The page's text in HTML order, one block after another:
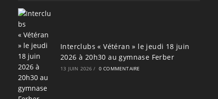
Interclubs « Vétéran » le jeudi 18 juin
2026 à 20h30 au gymnase Ferber
13 JUIN 2026 / 0 COMMENTAIRE